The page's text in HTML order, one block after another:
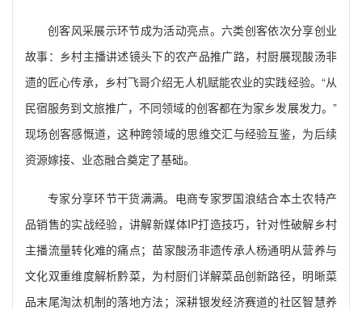
创客风采展示环节成为活动亮点。六类创客依次分享创业
故事：乡村主播讲述镜头下的农产品推广路，村厨展现酸汤非
遗的匠心传承，乡村飞哥介绍无人机赋能农业的实践经验。“从
民宿服务到文旅推广，不同领域的创客都在为家乡发展发力。”
现场创客感慨道，这种跨领域的思维交汇与经验互鉴，为后续
资源嫁接、业态融合奠定了基础。
专家分享环节干货满满。电商专家罗国浪结合本土农特产
品销售的实战经验，讲解新媒体IP打造技巧，针对性破解乡村
主播流量转化难的痛点；苗家酸汤非遗传承人杨通明从营养与
文化双重维度解析黔菜，为村厨们详解菜品创新路径，明晰菜
品末尾淘汰机制的落地方法；深耕银发经济赛道的社区智慧养